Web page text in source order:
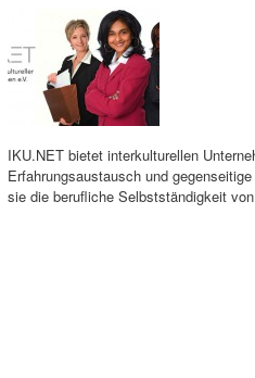
IKU.NET bietet interkulturellen
Erfahrungsaustausch und
sie die berufliche Selbstständigkeit